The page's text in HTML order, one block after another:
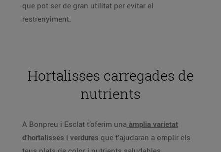
que pot ser de gran utilitat per evitar el
restrenyiment.
Hortalisses carregades de
nutrients
A Bonpreu i Esclat t’oferim una àmplia varietat
d’hortalisses i verdures que t’ajudaran a omplir els